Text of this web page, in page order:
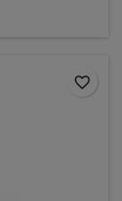
favorite_border